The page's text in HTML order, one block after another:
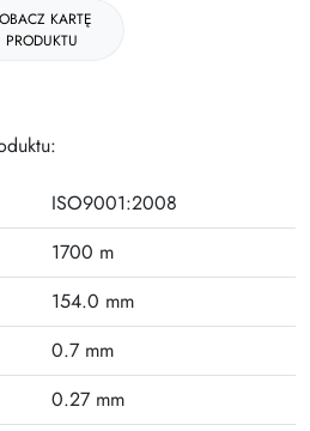
Zszywki
Skoroszytowa
KARTĘ
PRODUKTU
ISO9001:2008
1700 m
154.0 mm
0.7 mm
0.27 mm